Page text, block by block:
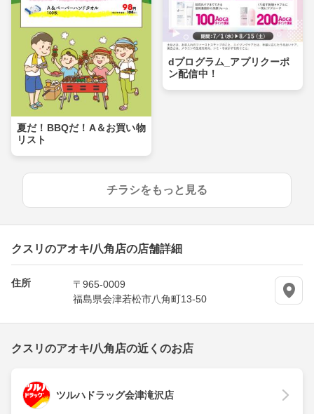
夏だ！BBQだ！A＆お買い物
リスト
dプログラム_アプリクーポ
ン配信中！
チラシをもっと見る
クスリのアオキ/八角店の店舗詳細
住所
〒965-0009
福島県会津若松市八角町13-50
クスリのアオキ/八角店の近くのお店
ツルハドラッグ会津滝沢店